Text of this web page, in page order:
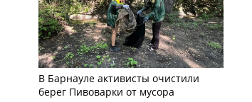
В Барнауле активисты очистили
берег Пивоварки от мусора